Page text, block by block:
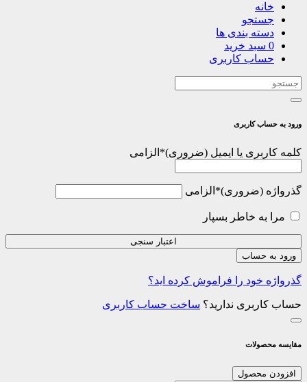
خانه
جستجو
دسته بندی ها
0 سبد خرید
حساب کاربری
ورود به حساب کاربری
کلمه کاربری یا ایمیل * الزامی
گذرواژه * الزامی
مرا به خاطر بسپار
اعتبار سنجی
ورود به حساب
گذرواژه خود را فراموش کرده اید؟
حساب کاربری ندارید؟ ساخت حساب کاربری
مقایسه محصولات
افزودن محصول